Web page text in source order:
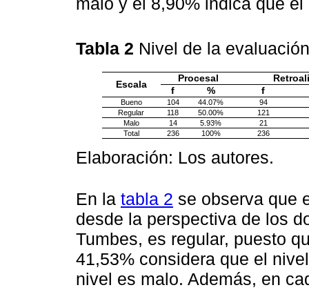
Tabla 2 Nivel de la
Escala
Procesal
f
% f
Bueno 104 44.07%
94
Regular
118 50.00%
121
Malo
14 5.93%
21
Total
236 100% 236
Elaboración: Los autores.
En la tabla 2 se observa que
desde la perspectiva de los
Tumbes, es regular, puesto
41,53% considera que el
nivel es malo. Además, en